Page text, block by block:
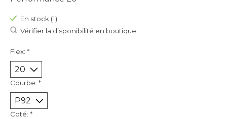
En stock (1)
Vérifier la disponibilité en boutique
Flex: *
Courbe: *
Coté: *